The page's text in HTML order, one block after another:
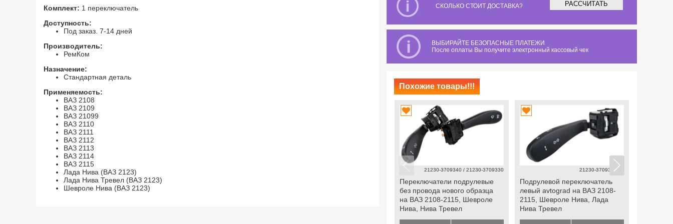
Комплект: 1 переключатель
Доступность:
Под заказ. 7-14 дней
Производитель:
РемКом
Назначение:
Стандартная деталь
Применяемость:
ВАЗ 2108
ВАЗ 2109
ВАЗ 21099
ВАЗ 2110
ВАЗ 2111
ВАЗ 2112
ВАЗ 2113
ВАЗ 2114
ВАЗ 2115
Лада Нива (ВАЗ 2123)
Лада Нива Тревел (ВАЗ 2123)
Шевроле Нива (ВАЗ 2123)
СКОЛЬКО СТОИТ ДОСТАВКА? РАССЧИТАТЬ
ВЫБИРАЙТЕ БЕЗОПАСНЫЕ ПЛАТЕЖИ
После оплаты Вы получите электронный кассовый чек
Похожие товары!!!
21230-3709340 / 21230-3709330
Переключатели подрулевые
без провода нового образца
на ВАЗ 2108-2115, Шевроле
Нива, Нива Тревел
21230-3709330-11
Подрулевой переключатель
левый avtograd на ВАЗ 2108-
2115, Шевроле Нива, Лада
Нива Тревел